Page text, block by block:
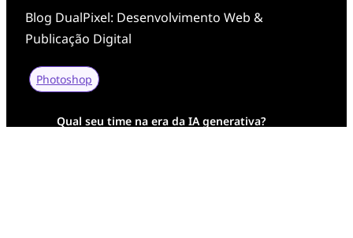
Blog DualPixel: Desenvolvimento Web &
Publicação Digital
Photoshop
Qual seu time na era da IA generativa?